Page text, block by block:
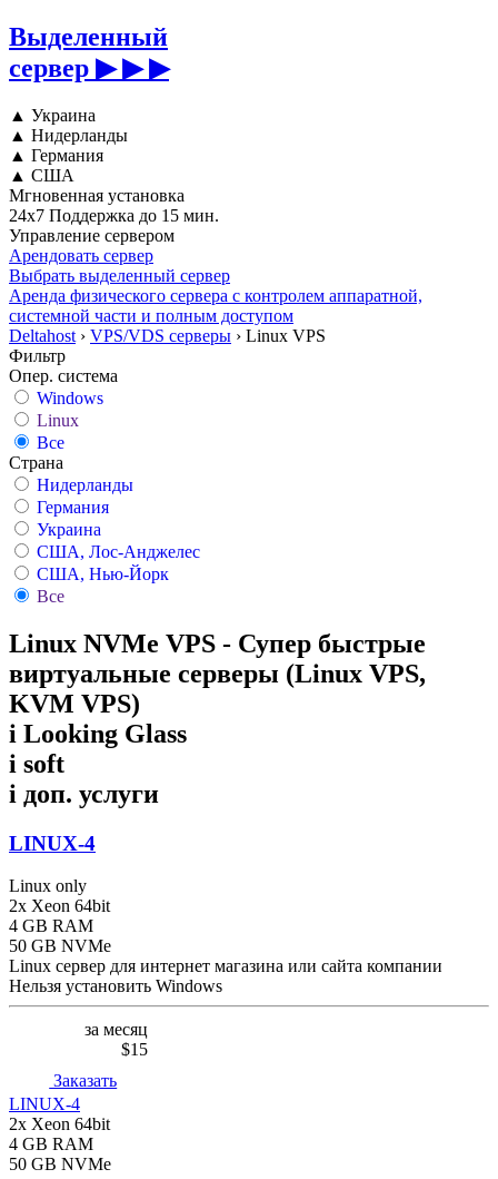
Выделенный
сервер ▶ ▶ ▶
▲ Украина
▲ Нидерланды
▲ Германия
▲ США
Мгновенная установка
24x7 Поддержка до 15 мин.
Управление сервером
Арендовать сервер
Выбрать выделенный сервер
Аренда физического сервера с контролем аппаратной,
системной части и полным доступом
Deltahost › VPS/VDS серверы › Linux VPS
Фильтр
Опер. система
Windows
Linux
Все
Страна
Нидерланды
Германия
Украина
США, Лос-Анджелес
США, Нью-Йорк
Все
Linux NVMe VPS - Супер быстрые
виртуальные серверы (Linux VPS,
KVM VPS)
i Looking Glass
i soft
i доп. услуги
LINUX-4
Linux only
2x Xeon 64bit
4 GB RAM
50 GB NVMe
Linux сервер для интернет магазина или сайта компании
Нельзя установить Windows
за месяц
$15
Заказать
LINUX-4
2x Xeon 64bit
4 GB RAM
50 GB NVMe